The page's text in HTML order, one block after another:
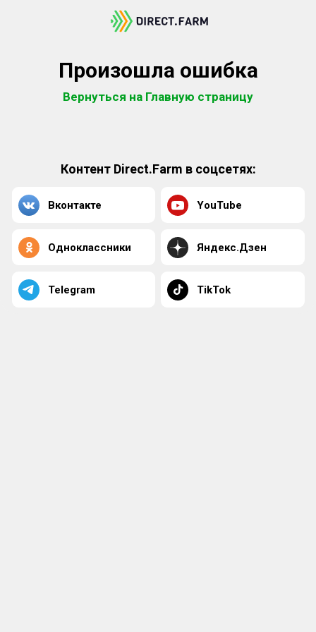
Произошла ошибка
Вернуться на Главную страницу
Контент Direct.Farm в соцсетях:
Вконтакте YouTube
Одноклассники Яндекс.Дзен
Telegram TikTok